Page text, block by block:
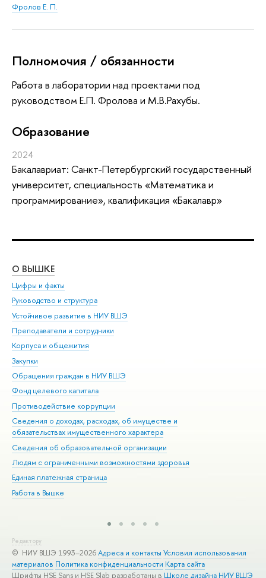
Фролов Е. П.
Полномочия / обязанности
Работа в лаборатории над проектами под
руководством Е.П. Фролова и М.В.Рахубы.
Oбразование
2024
Бакалавриат: Санкт-Петербургский государственный
университет, специальность «Математика и
программирование», квалификация «Бакалавр»
О ВЫШКЕ
Цифры и факты
Руководство и структура
Устойчивое развитие в НИУ ВШЭ
Преподаватели и сотрудники
Корпуса и общежития
Закупки
Обращения граждан в НИУ ВШЭ
Фонд целевого капитала
Противодействие коррупции
Сведения о доходах, расходах, об имуществе и
обязательствах имущественного характера
Сведения об образовательной организации
Людям с ограниченными возможностями здоровья
Единая платежная страница
Работа в Вышке
Редактору
© НИУ ВШЭ 1993–2026Адреса и контакты Условия использования
материалов Политика конфиденциальности Карта сайта
Шрифты HSE Sans и HSE Slab разработаны в Школе дизайна НИУ ВШЭ